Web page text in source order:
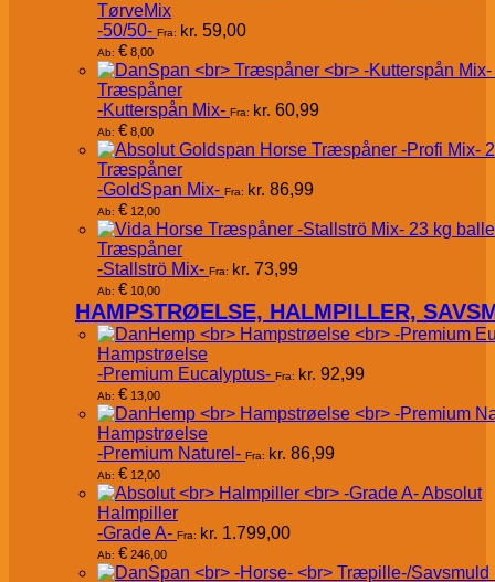
TørveMix
-50/50- Fra: kr. 59,00
Ab: € 8,00
Træspåner
-Kutterspån Mix- Fra: kr. 60,99
Ab: € 8,00
Træspåner
-GoldSpan Mix- Fra: kr. 86,99
Ab: € 12,00
Træspåner
-Stallströ Mix- Fra: kr. 73,99
Ab: € 10,00
HAMPSTRØELSE, HALMPILLER,
Hampstrøelse
-Premium Eucalyptus- Fra: kr. 92,99
Ab: € 13,00
Hampstrøelse
-Premium Naturel- Fra: kr. 86,99
Ab: € 12,00
Absolut
Halmpiller
-Grade A- Fra: kr. 1.799,00
Ab: € 246,00